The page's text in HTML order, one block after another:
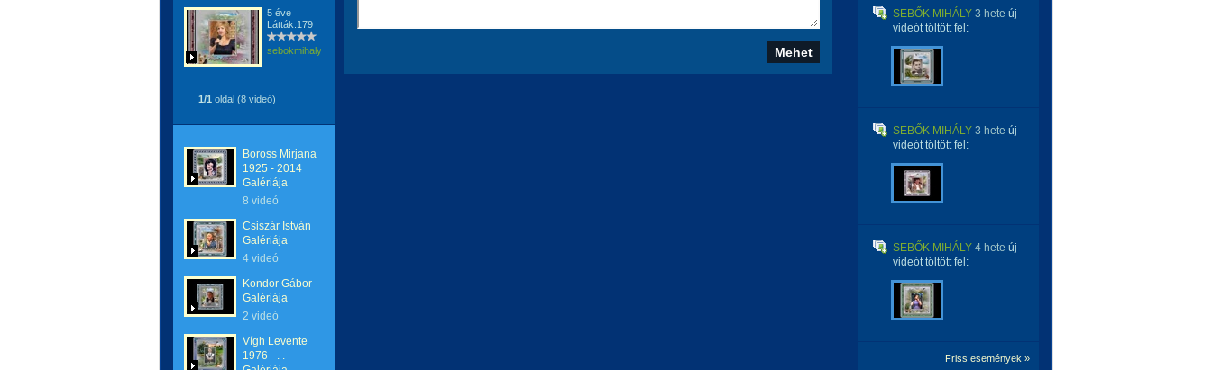
5 éve
Látták:179
sebokmihaly1961
1/1 oldal (8 videó)
Boross Mirjana
1925 - 2014
Galériája
8 videó
Csiszár István
Galériája
4 videó
Kondor Gábor
Galériája
2 videó
Vígh Levente
1976 - . .
SEBŐK MIHÁLY 3 hete új
videót töltött fel:
SEBŐK MIHÁLY 3 hete új
videót töltött fel:
SEBŐK MIHÁLY 4 hete új
videót töltött fel:
Friss események »